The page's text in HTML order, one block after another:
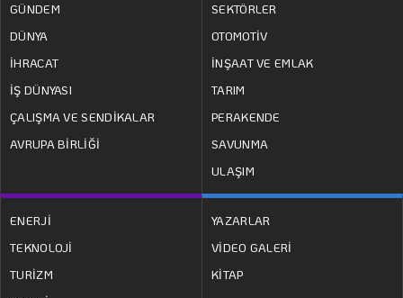
GÜNDEM
DÜNYA
İHRACAT
İŞ DÜNYASI
ÇALIŞMA VE SENDİKALAR
AVRUPA BİRLİĞİ
SEKTÖRLER
OTOMOTİV
İNŞAAT VE EMLAK
TARIM
PERAKENDE
SAVUNMA
ULAŞIM
ENERJİ
TEKNOLOJİ
TURİZM
YAZARLAR
VİDEO GALERİ
KİTAP